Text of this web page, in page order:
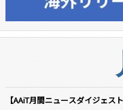
【AAiT月間ニュースダイジェス